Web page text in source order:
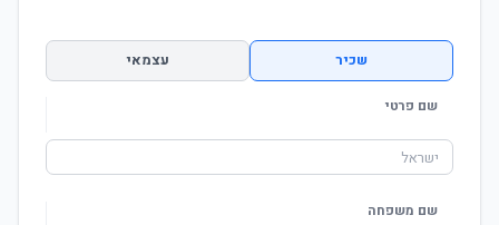
שכיר עצמאי
שם פרטי
שם משפחה